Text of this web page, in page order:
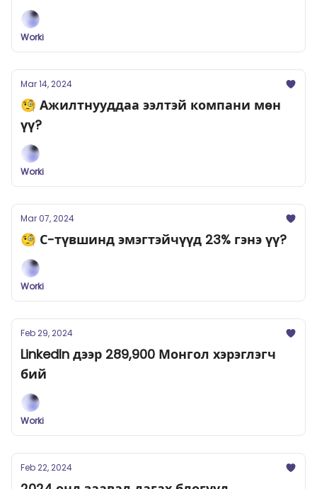
Worki
Mar 14, 2024
🧐 Ажилтнууддаа ээлтэй компани мөн
үү?
Worki
Mar 07, 2024
🧐 С-түвшинд эмэгтэйчүүд 23% гэнэ үү?
Worki
Feb 29, 2024
LinkedIn дээр 289,900 Монгол хэрэглэгч
бий
Worki
Feb 22, 2024